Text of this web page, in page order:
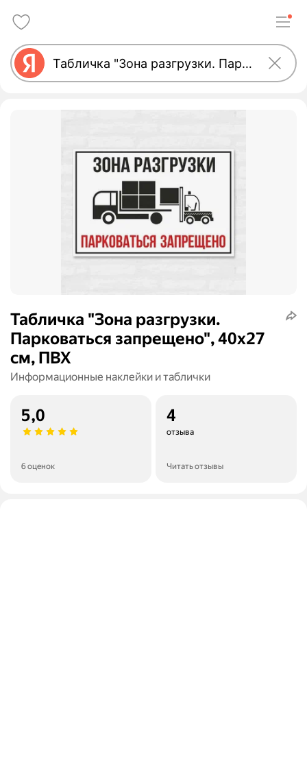
Табличка "Зона разгрузки.
Парковаться запрещено", 40х27
см, ПВХ
Информационные наклейки и таблички
5,0
6 оценок
4
отзыва
Читать отзывы